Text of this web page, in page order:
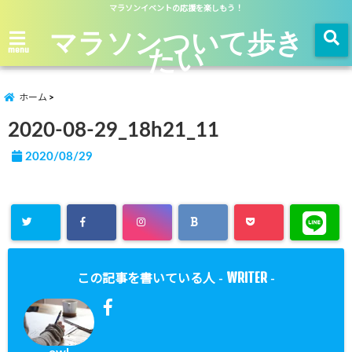
マラソンイベントの応援を楽しもう！
menu マラソンついて歩き
たい
ホーム
2020-08-29_18h21_11
2020/08/29
この記事を書いている人 - WRITER -